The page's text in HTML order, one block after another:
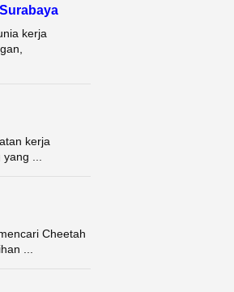
kerja
kerja
...
Cheetah
...